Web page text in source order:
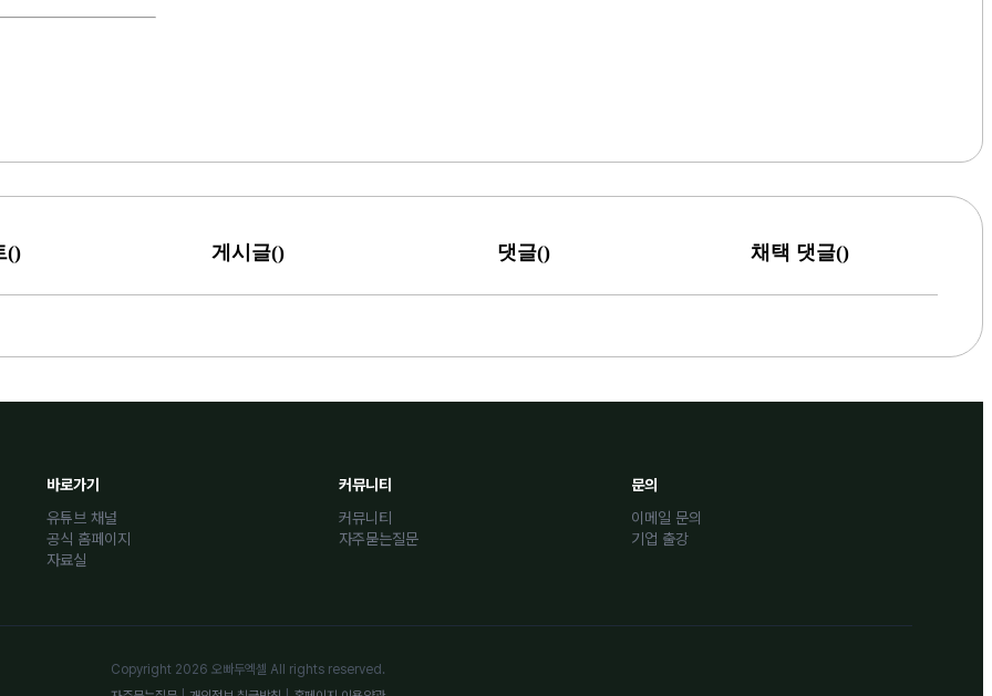
() 게시글() 댓글() 채택 댓글()
바로가기
유튜브 채널
공식 홈페이지
자료실
커뮤니티
커뮤니티
자주묻는질문
문의
이메일 문의
기업 출강
Copyright 2026 오빠두엑셀 All rights reserved.